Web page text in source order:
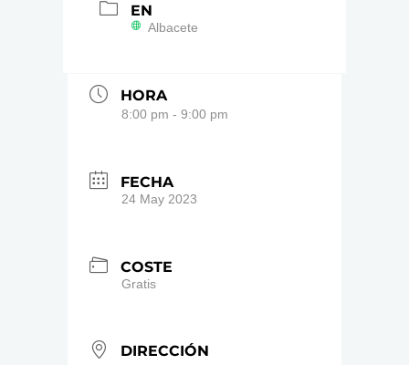
EN
Albacete
HORA
8:00 pm - 9:00 pm
FECHA
24 May 2023
COSTE
Gratis
DIRECCIÓN